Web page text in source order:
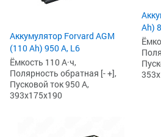
Аккумулятор Forvard AGM
(110 Ah) 950 А, L6
Ёмкость 110 А·ч,
Полярность обратная [- +],
Пусковой ток 950 А,
393x175x190
Ah)